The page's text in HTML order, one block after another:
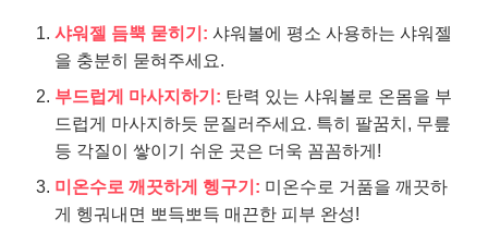
샤워젤 듬뿍 묻히기: 샤워볼에 평소 사용하는 샤워젤
을 충분히 묻혀주세요.
부드럽게 마사지하기: 탄력 있는 샤워볼로 온몸을 부
드럽게 마사지하듯 문질러주세요. 특히 팔꿈치, 무릎
등 각질이 쌓이기 쉬운 곳은 더욱 꼼꼼하게!
미온수로 깨끗하게 헹구기: 미온수로 거품을 깨끗하
게 헹궈내면 뽀득뽀득 매끈한 피부 완성!